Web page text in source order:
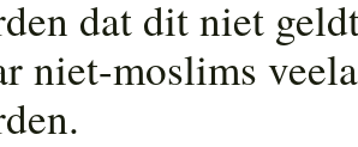
dat dit niet
niet-moslims